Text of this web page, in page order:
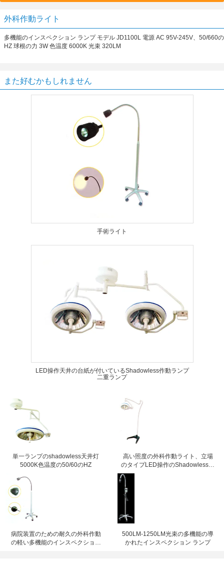
外科作動ライト
多機能のインスペクション ランプ モデル JD1100L 電源 AC 95V-245V、50/660の
HZ 球根の力 3W 色温度 6000K 光束 320LM
また好むかもしれません
手術ライト
LED操作天井の台紙が付いているShadowless作動ランプ
二重ランプ
単一ランプのshadowless天井灯
5000K色温度の50/60のHZ
高い照度の外科作動ライト、立場
のタイプLED操作のShadowlessラ
病院装置のための耐久の外科作動
の軽い多機能のインスペクション
500LM-1250LM光束の多機能の導
かれたインスペクション ランプ